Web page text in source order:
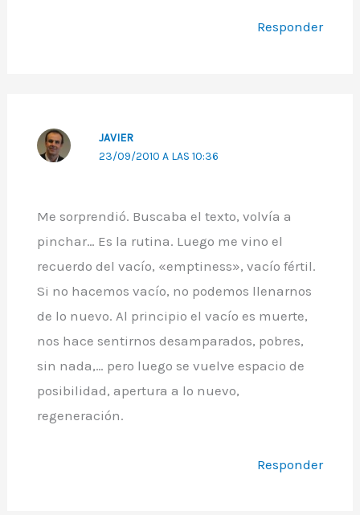
Responder
JAVIER
23/09/2010 A LAS 10:36
Me sorprendió. Buscaba el texto, volvía a
pinchar… Es la rutina. Luego me vino el
recuerdo del vacío, «emptiness», vacío fértil.
Si no hacemos vacío, no podemos llenarnos
de lo nuevo. Al principio el vacío es muerte,
nos hace sentirnos desamparados, pobres,
sin nada,… pero luego se vuelve espacio de
posibilidad, apertura a lo nuevo,
regeneración.
Responder